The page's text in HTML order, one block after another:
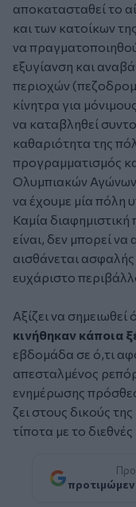
αποκατασταθεί το
και των κατοίκων
να
εξυγίανση και
περιοχών
κίνητρα για
να καταβληθεί
καθαριότητα της
προγραμματισμός
Ολυμπιακών
να έχουμε μία πόλη
Καμία
είναι, δεν μπορεί
αισθάνεται ασφαλής
ευχάριστο
Αξίζει να σημειωθεί
κινήθηκαν κάποια
εβδομάδα σε ό,τι
απεσταλμένος
ενημέρωσης
ζει στους δικούς
τίποτα με το διεθνές